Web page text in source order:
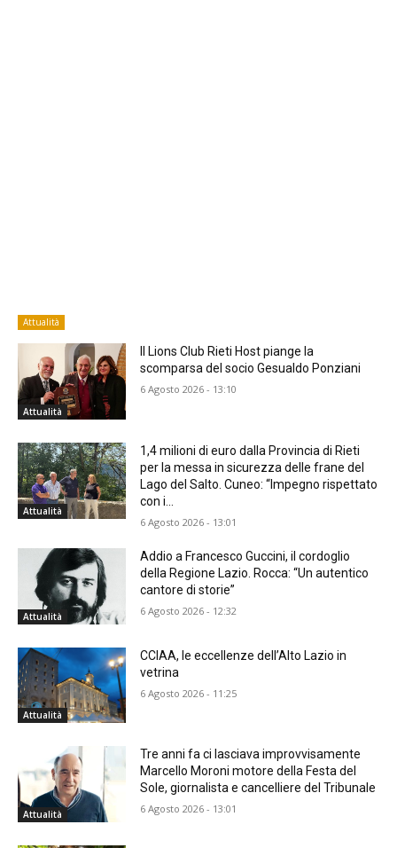
Attualità
Attualità
Il Lions Club Rieti Host piange la
scomparsa del socio Gesualdo Ponziani
6 Agosto 2026 - 13:10
Attualità
1,4 milioni di euro dalla Provincia di Rieti
per la messa in sicurezza delle frane del
Lago del Salto. Cuneo: “Impegno rispettato
con i...
6 Agosto 2026 - 13:01
Attualità
Addio a Francesco Guccini, il cordoglio
della Regione Lazio. Rocca: “Un autentico
cantore di storie”
6 Agosto 2026 - 12:32
Attualità
CCIAA, le eccellenze dell’Alto Lazio in
vetrina
6 Agosto 2026 - 11:25
Attualità
Tre anni fa ci lasciava improvvisamente
Marcello Moroni motore della Festa del
Sole, giornalista e cancelliere del Tribunale
6 Agosto 2026 - 13:01